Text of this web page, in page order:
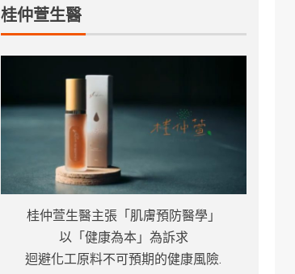
桂仲萱生醫
桂仲萱生醫主張「肌膚預防醫學」
以「健康為本」為訴求
迴避化工原料不可預期的健康風險.